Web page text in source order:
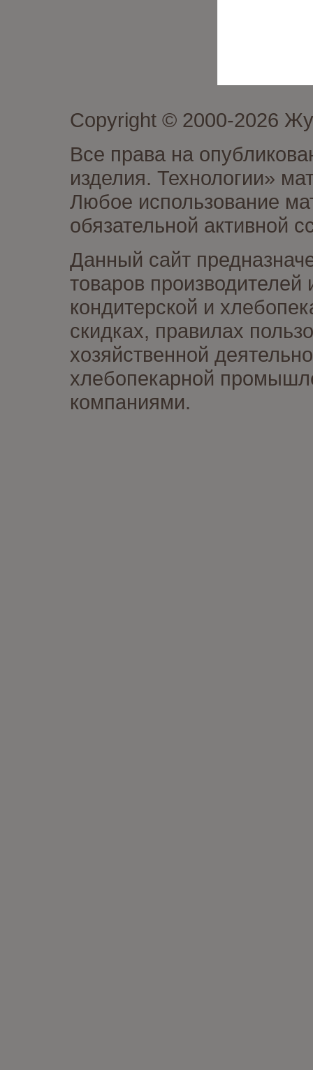
Copyright © 2000-2026
Все права на
изделия. Технологии»
Любое использование
обязательной активной
Данный сайт
товаров
кондитерской и
скидках, правилах
хозяйственной
хлебопекарной
компаниями.